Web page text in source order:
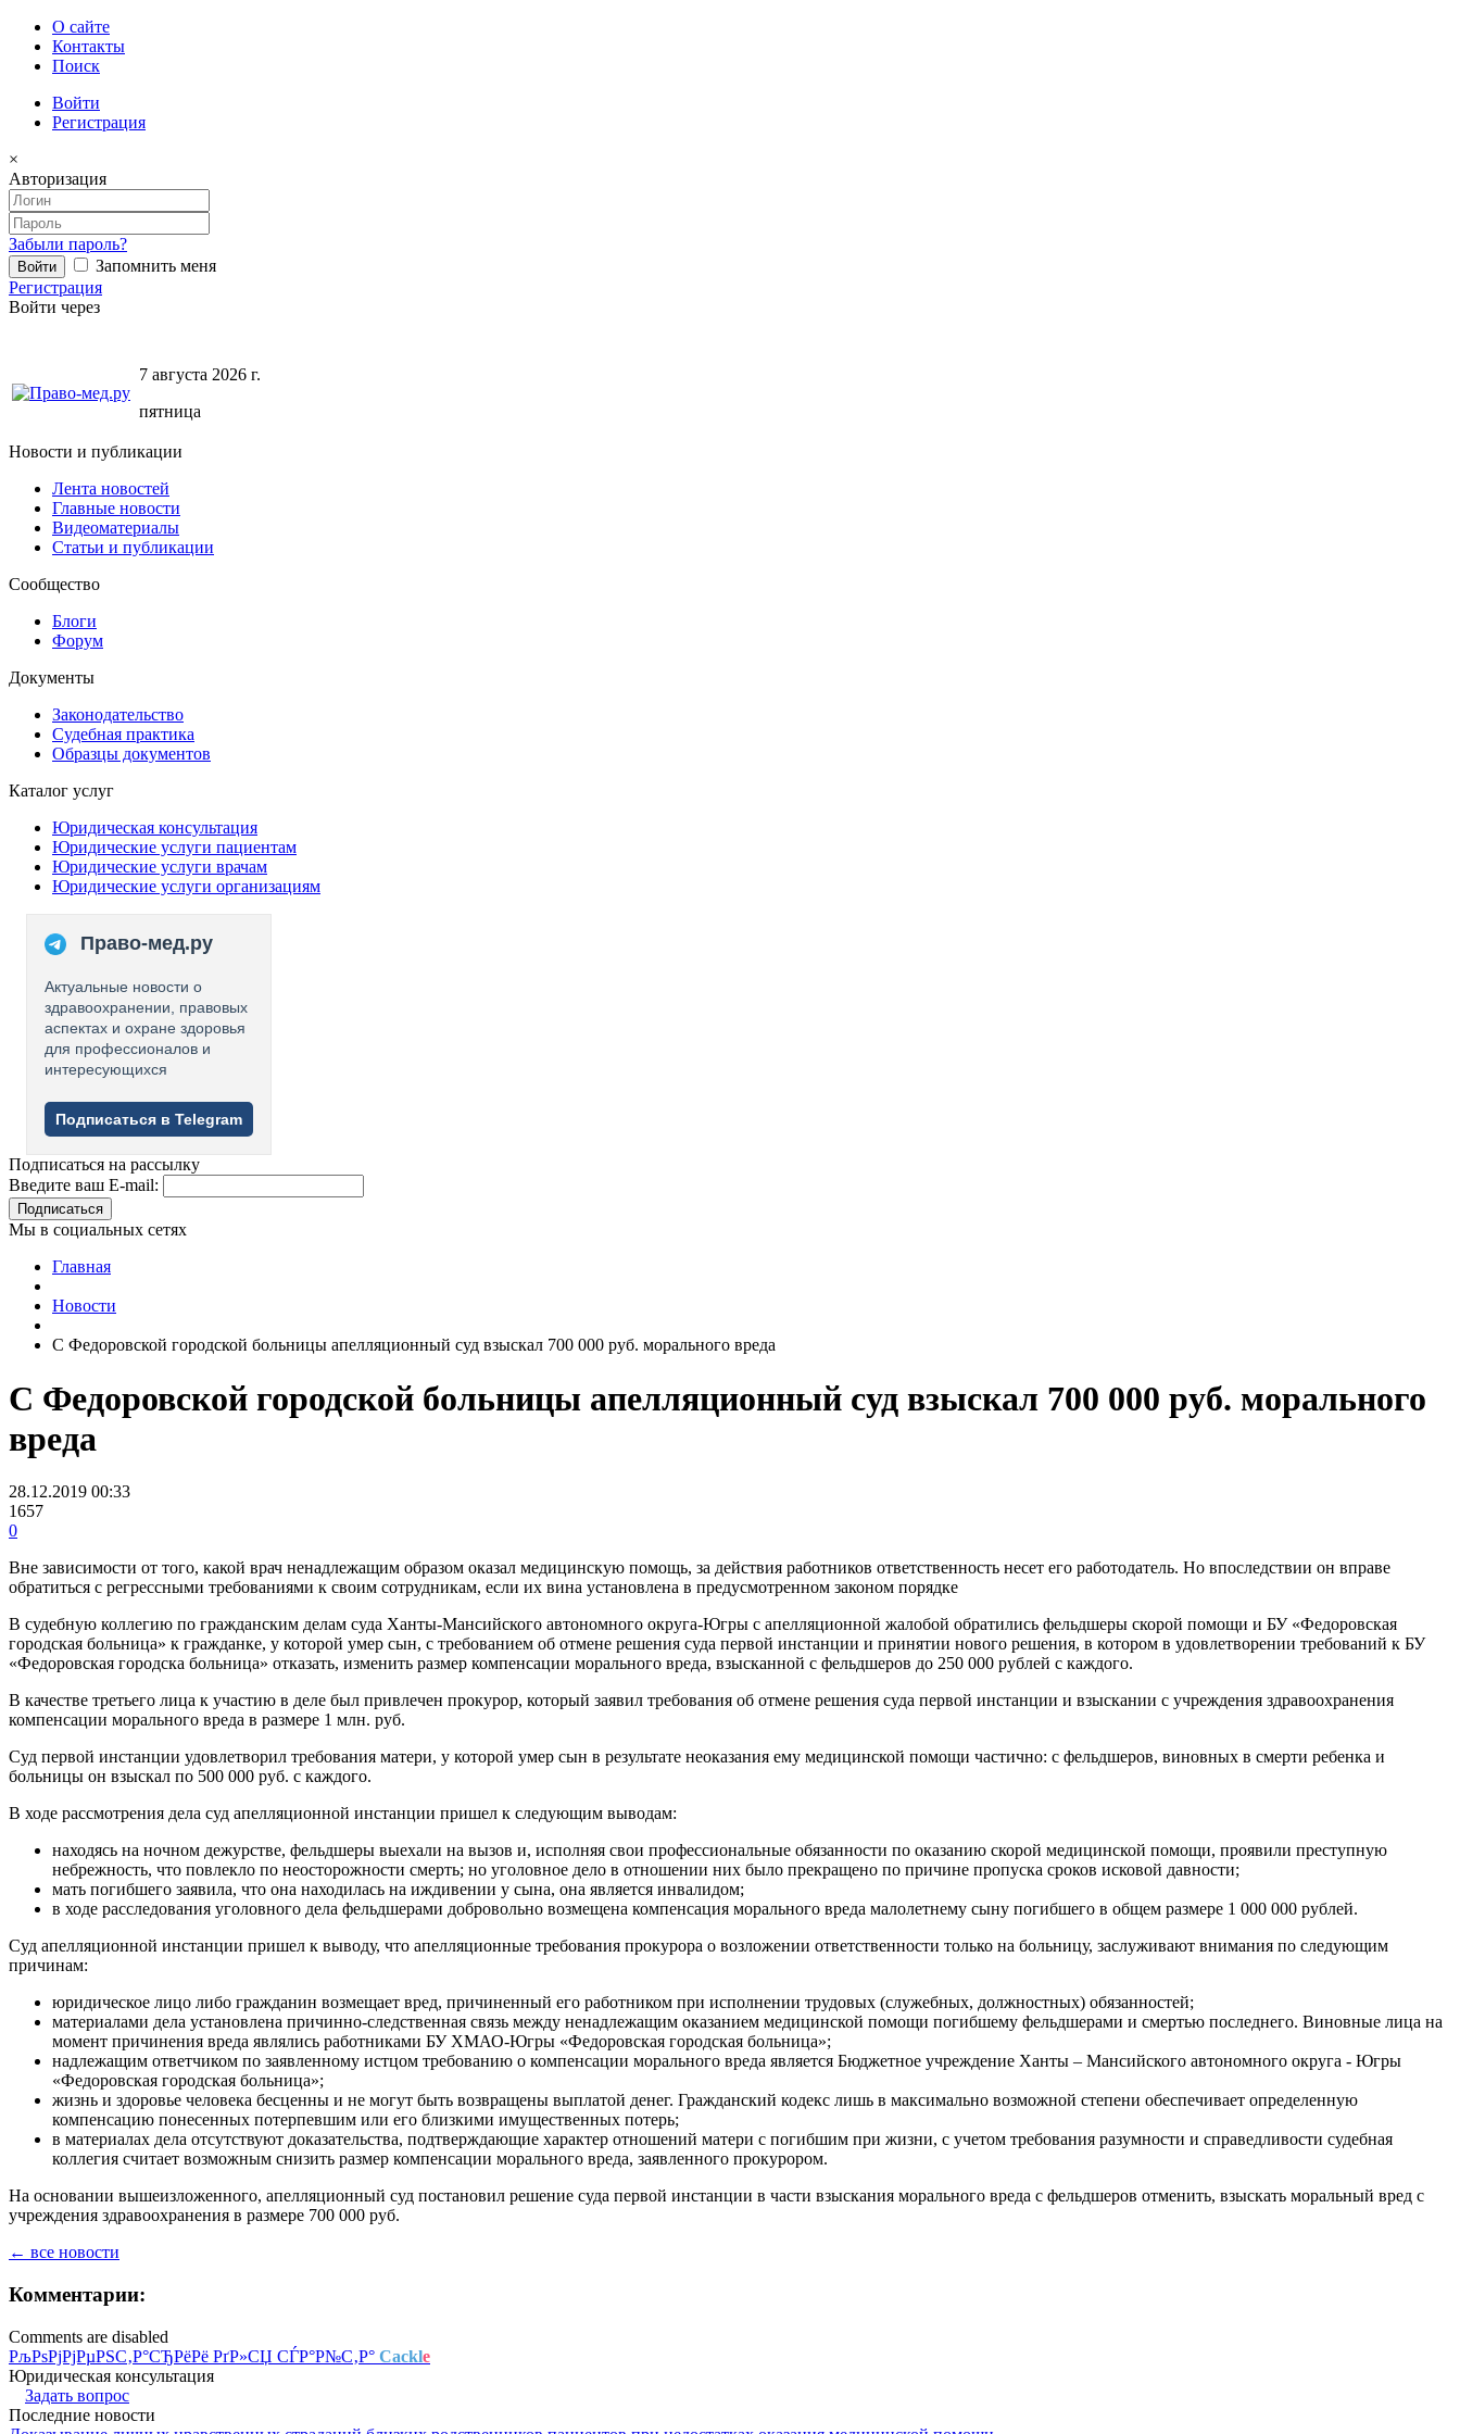
О сайте
Контакты
Поиск
Войти
Регистрация
×
Авторизация
Забыли пароль?
Запомнить меня
Регистрация
Войти через
7 августа 2026 г.
пятница
Новости и публикации
Лента новостей
Главные новости
Видеоматериалы
Статьи и публикации
Сообщество
Блоги
Форум
Документы
Законодательство
Судебная практика
Образцы документов
Каталог услуг
Юридическая консультация
Юридические услуги пациентам
Юридические услуги врачам
Юридические услуги организациям
Право-мед.ру
Актуальные новости о
здравоохранении, правовых
аспектах и охране здоровья
для профессионалов и
интересующихся
Подписаться в Telegram
Подписаться на рассылку
Введите ваш E-mail:
Подписаться
Мы в социальных сетях
Главная
Новости
С Федоровской городской больницы апелляционный суд взыскал 700 000 руб. морального вреда
С Федоровской городской больницы апелляционный суд взыскал 700 000 руб. морального
вреда
28.12.2019 00:33
1657
0
Вне зависимости от того, какой врач ненадлежащим образом оказал медицинскую помощь, за действия работников ответственность несет его работодатель. Но впоследствии он вправе
обратиться с регрессными требованиями к своим сотрудникам, если их вина установлена в предусмотренном законом порядке
В судебную коллегию по гражданским делам суда Ханты-Мансийского автономного округа-Югры с апелляционной жалобой обратились фельдшеры скорой помощи и БУ «Федоровская
городская больница» к гражданке, у которой умер сын, с требованием об отмене решения суда первой инстанции и принятии нового решения, в котором в удовлетворении требований к БУ
«Федоровская городска больница» отказать, изменить размер компенсации морального вреда, взысканной с фельдшеров до 250 000 рублей с каждого.
В качестве третьего лица к участию в деле был привлечен прокурор, который заявил требования об отмене решения суда первой инстанции и взыскании с учреждения здравоохранения
компенсации морального вреда в размере 1 млн. руб.
Суд первой инстанции удовлетворил требования матери, у которой умер сын в результате неоказания ему медицинской помощи частично: с фельдшеров, виновных в смерти ребенка и
больницы он взыскал по 500 000 руб. с каждого.
В ходе рассмотрения дела суд апелляционной инстанции пришел к следующим выводам:
находясь на ночном дежурстве, фельдшеры выехали на вызов и, исполняя свои профессиональные обязанности по оказанию скорой медицинской помощи, проявили преступную
небрежность, что повлекло по неосторожности смерть; но уголовное дело в отношении них было прекращено по причине пропуска сроков исковой давности;
мать погибшего заявила, что она находилась на иждивении у сына, она является инвалидом;
в ходе расследования уголовного дела фельдшерами добровольно возмещена компенсация морального вреда малолетнему сыну погибшего в общем размере 1 000 000 рублей.
Суд апелляционной инстанции пришел к выводу, что апелляционные требования прокурора о возложении ответственности только на больницу, заслуживают внимания по следующим
причинам:
юридическое лицо либо гражданин возмещает вред, причиненный его работником при исполнении трудовых (служебных, должностных) обязанностей;
материалами дела установлена причинно-следственная связь между ненадлежащим оказанием медицинской помощи погибшему фельдшерами и смертью последнего. Виновные лица на
момент причинения вреда являлись работниками БУ ХМАО-Югры «Федоровская городская больница»;
надлежащим ответчиком по заявленному истцом требованию о компенсации морального вреда является Бюджетное учреждение Ханты – Мансийского автономного округа - Югры
«Федоровская городская больница»;
жизнь и здоровье человека бесценны и не могут быть возвращены выплатой денег. Гражданский кодекс лишь в максимально возможной степени обеспечивает определенную
компенсацию понесенных потерпевшим или его близкими имущественных потерь;
в материалах дела отсутствуют доказательства, подтверждающие характер отношений матери с погибшим при жизни, с учетом требования разумности и справедливости судебная
коллегия считает возможным снизить размер компенсации морального вреда, заявленного прокурором.
На основании вышеизложенного, апелляционный суд постановил решение суда первой инстанции в части взыскания морального вреда с фельдшеров отменить, взыскать моральный вред с
учреждения здравоохранения в размере 700 000 руб.
← все новости
Комментарии:
Comments are disabled
РљРѕРјРјРµРЅС‚Р°СЂРёРё РґР»СЏ СЃР°Р№С‚Р° Cackle
Юридическая консультация
Задать вопрос
Последние новости